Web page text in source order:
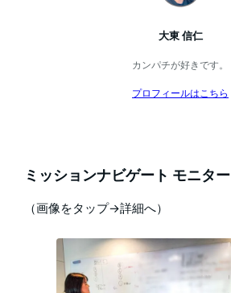
大東 信仁
カンパチが好きです。
プロフィールはこちら
ミッションナビゲート モニター
（画像をタップ→詳細へ）